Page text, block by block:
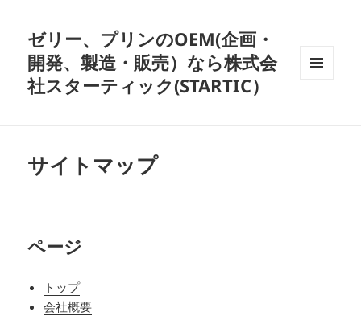
ゼリー、プリンのOEM(企画・
開発、製造・販売）なら株式会
社スターティック(STARTIC）
サイトマップ
ページ
トップ
会社概要